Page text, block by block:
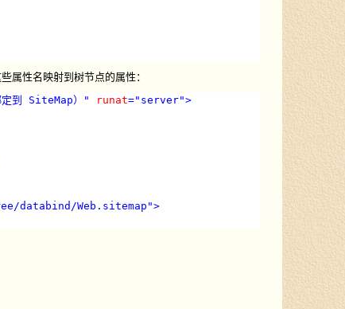
属性名映射到树节点的属性：
定到 SiteMap）" runat="server">
databind/Web.sitemap">